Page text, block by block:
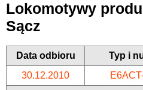
Lokomotywy
Sącz
Data odbioru Typ i
30.12.2010